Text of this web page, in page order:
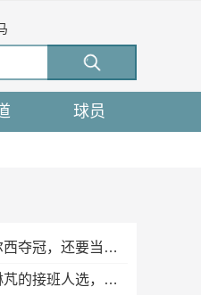
球员
帕莱斯特拉：我想为切尔西夺冠，还要当英超最佳后卫
魏震还是吾米提江？张琳芃的接班人选，你更看好谁